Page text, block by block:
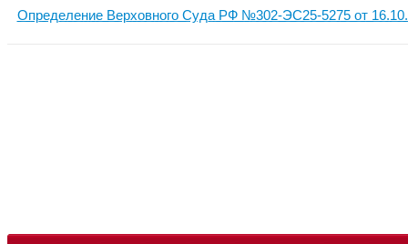
Определение Верховного Суда РФ №302-ЭС25-5275 от